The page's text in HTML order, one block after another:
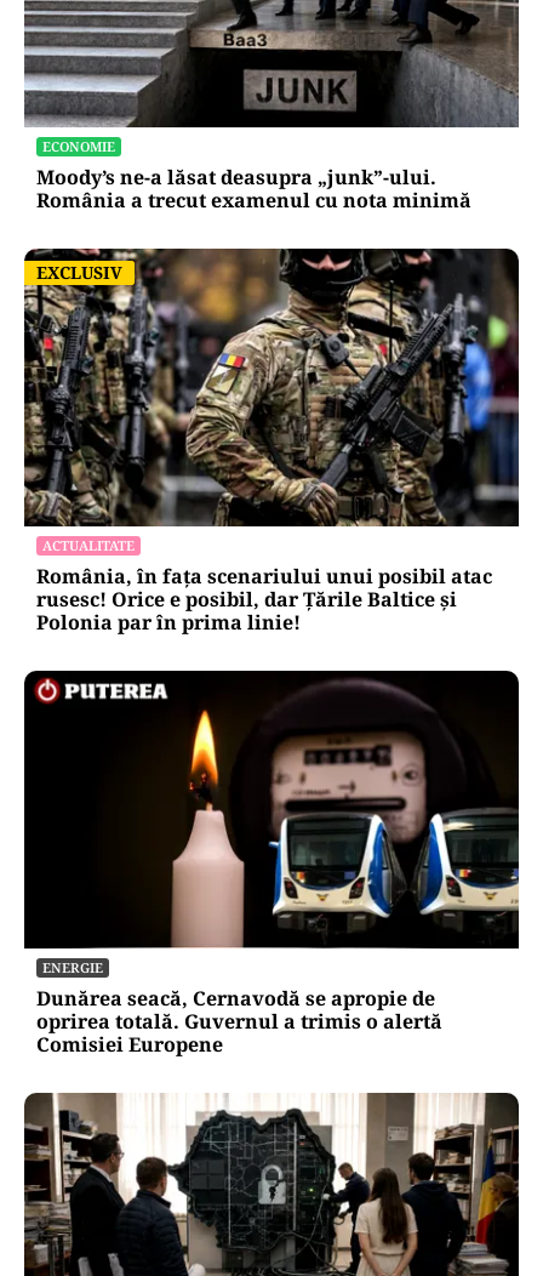
ECONOMIE
Moody’s ne-a lăsat deasupra „junk”-ului.
România a trecut examenul cu nota minimă
EXCLUSIV
EXCLUSIV
ACTUALITATE
România, în fața scenariului unui posibil atac
rusesc! Orice e posibil, dar Țările Baltice și
Polonia par în prima linie!
ENERGIE
Dunărea seacă, Cernavodă se apropie de
oprirea totală. Guvernul a trimis o alertă
Comisiei Europene